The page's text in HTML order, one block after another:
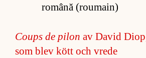
română (roumain)
Coups de pilon av David
som blev kött och vrede